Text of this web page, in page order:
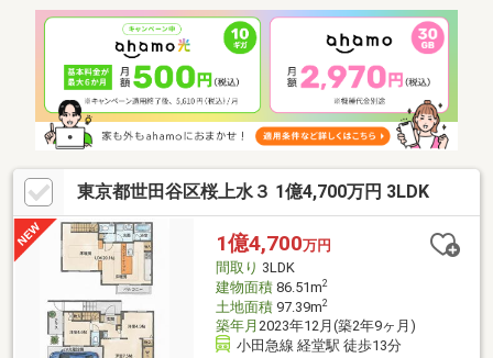
育て世帯に嬉しい住環境が整っています。【リピート・紹介率は
35％以上×未公開物件中心の不動産テック企業】≪弊社ランディ
ックス桜新町本店は創業45年≫世田谷区・目黒区・大田区・品川
区・渋谷区・港区をはじめとした城南エリア、都内の人気の住宅
地の不動産情報に特化し、桜新町・自由が丘・目黒の3拠点にて営
業させて頂いております。
東京都世田谷区桜上水３ 1億4,700万円 3LDK
1億4,700万円
間取り 3LDK
建物面積86.51m2
土地面積97.39m2
築年月 2023年12月(築2年9ヶ月)
小田急線 経堂駅 徒歩13分